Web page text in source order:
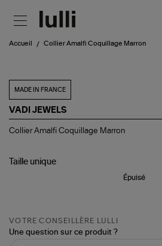
Accueil Collier Amalfi Coquillage Marron
MADE IN FRANCE
VADI JEWELS
Collier
Marron
Collier Amalfi Coquillage Marron
Taille unique
Épuisé
VOTRE CONSEILLÈRE LULLI
Une question sur ce produit ?